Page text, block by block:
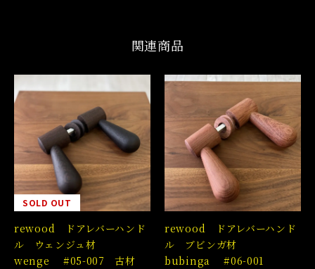
関連商品
SOLD OUT
rewood ドアレバーハンド
ル ウェンジュ材
wenge #05-007 古材
rewood ドアレバーハンド
ル ブビンガ材
bubinga #06-001